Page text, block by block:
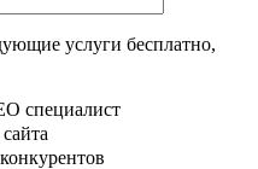
услуги бесплатно,
специалист